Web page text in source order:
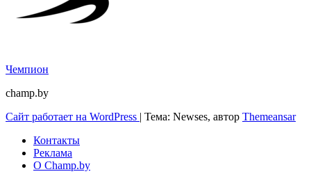
Чемпион
champ.by
Сайт работает на WordPress | Тема: Newses, автор Themeansar
Контакты
Реклама
О Champ.by